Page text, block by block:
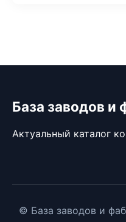
База заводов и
Актуальный каталог
© База заводов и